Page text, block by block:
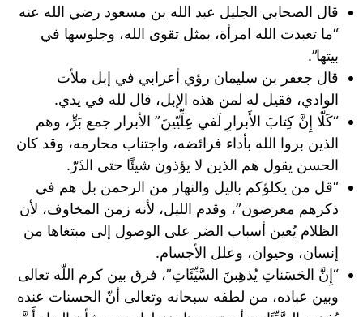
قال الصحابي الجليل عبد الله بن مسعود رضي الله عنه
“ما تعبدت الله امرأة، بمثل تقوى الله، وجلوسها في
بيتها”.
قال جعفر بن سليمان رؤي أعرابي في إبل ملأت
الوادي، فقيل له لمن هذه الإبل، قال لله في يدي.
“كَلّا إِنَّ كِتابَ الأَبرارِ لَفي عِلِّيّينَ” الأبرار جمع بَرٍّ، وهم
الذين بروا الله بأداء فرائضه، واجتناب محارمه، وقد كان
الحسن يقول هم الذين لا يؤذون شيئًا حتى الذَرّ.
“قل من يكلؤكم باليل والنهار من الرحمن بل هم في
ذكرهم معرضون”، وقدم الليل، لأنه زمن المخاوف، لأن
الظلام يُعين أسباب الضر على الوصول إلى مبتغاها من
إنسان، وحيوان، وعلل الأجسام.
“إِنَّ الحَسَناتِ يُذهِبنَ السَّيِّئَاتِ”، فرق بين كرم اللّه تعالى
وبين عباده، من لطفه سبحانه وتعالى أنّ الحسنات عنده